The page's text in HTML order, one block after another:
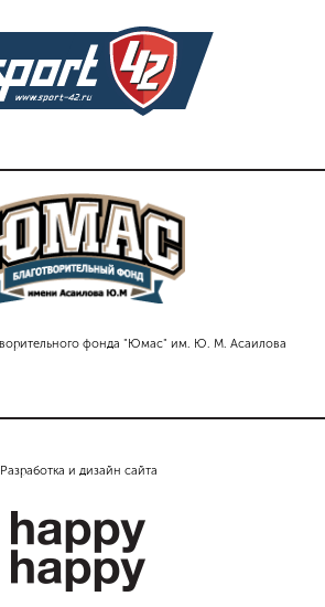
фонда "Юмас" им. Ю. М. Асаилова
Разработка и дизайн сайта